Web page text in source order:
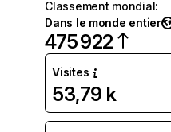
Classement mondial:
Dans le monde entier
475 922
Visites
53,79 k